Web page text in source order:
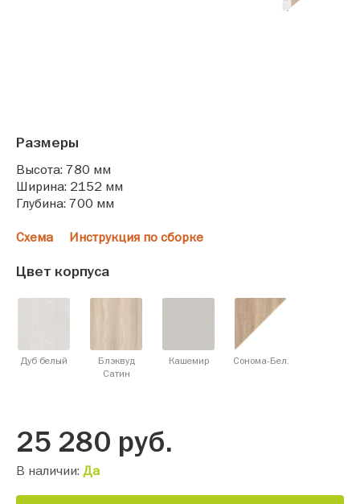
Размеры
Высота: 780 мм
Ширина: 2152 мм
Глубина: 700 мм
Схема Инструкция по сборке
Цвет корпуса
Дуб белый
Блэквуд
Cатин
Кашемир Сонома-Бел.
25 280 руб.
В наличии: Да